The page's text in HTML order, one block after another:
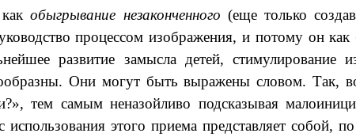
какобыгрывание незаконченного (еще только
процессом изображения, и потому он
развитие замысла детей,
Они могут быть выражены словом. Так,
тем самым неназойливо подсказывая
этого приема представляет собой,